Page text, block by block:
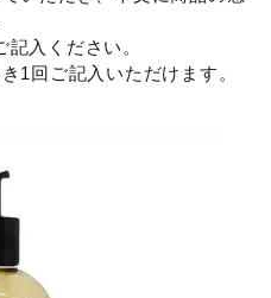
入ください。
1回ご記入いただけます。